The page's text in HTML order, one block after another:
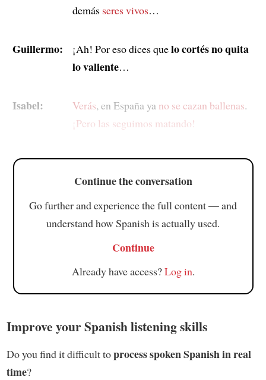
demás seres vivos…
Guillermo: ¡Ah! Por eso dices quelo cortés no quita
lo valiente…
Isabel: Verás, en España ya no se cazan ballenas.
¡Pero las seguimos matando!
Continue the conversation
Go further and experience the full content — and
understand how Spanish is actually used.
Continue
Already have access?Log in.
Improve your Spanish listening skills
Do you find it difficult toprocess spoken Spanish in real
time?